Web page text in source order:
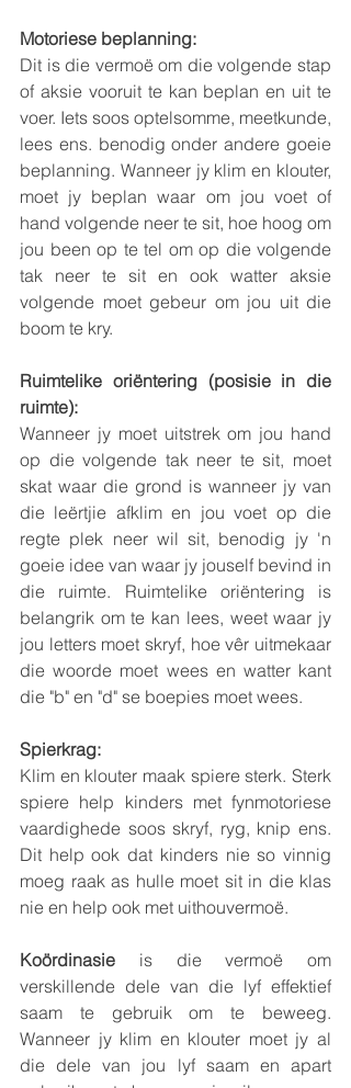
Motoriese beplanning:
Dit is die vermoë om die volgende stap
of aksie vooruit te kan beplan en uit te
voer. Iets soos optelsomme, meetkunde,
lees ens. benodig onder andere goeie
beplanning. Wanneer jy klim en klouter,
moet jy beplan waar om jou voet of
hand volgende neer te sit, hoe hoog om
jou been op te tel om op die volgende
tak neer te sit en ook watter aksie
volgende moet gebeur om jou uit die
boom te kry.
Ruimtelike oriëntering (posisie in die
ruimte):
Wanneer jy moet uitstrek om jou hand
op die volgende tak neer te sit, moet
skat waar die grond is wanneer jy van
die leërtjie afklim en jou voet op die
regte plek neer wil sit, benodig jy 'n
goeie idee van waar jy jouself bevind in
die ruimte. Ruimtelike oriëntering is
belangrik om te kan lees, weet waar jy
jou letters moet skryf, hoe vêr uitmekaar
die woorde moet wees en watter kant
die "b" en "d" se boepies moet wees.
Spierkrag:
Klim en klouter maak spiere sterk. Sterk
spiere help kinders met fynmotoriese
vaardighede soos skryf, ryg, knip ens.
Dit help ook dat kinders nie so vinnig
moeg raak as hulle moet sit in die klas
nie en help ook met uithouvermoë.
Koördinasie is die vermoë om
verskillende dele van die lyf effektief
saam te gebruik om te beweeg.
Wanneer jy klim en klouter moet jy al
die dele van jou lyf saam en apart